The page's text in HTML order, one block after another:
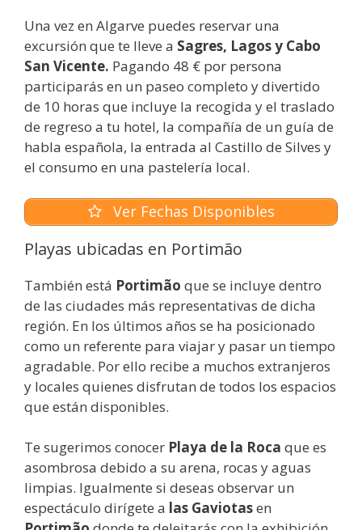
Una vez en Algarve puedes reservar una
excursión que te lleve a Sagres, Lagos y Cabo
San Vicente. Pagando 48 € por persona
participarás en un paseo completo y divertido
de 10 horas que incluye la recogida y el traslado
de regreso a tu hotel, la compañía de un guía de
habla española, la entrada al Castillo de Silves y
el consumo en una pastelería local.
Ver Fechas Disponibles
Playas ubicadas en Portimão
También está Portimão que se incluye dentro
de las ciudades más representativas de dicha
región. En los últimos años se ha posicionado
como un referente para viajar y pasar un tiempo
agradable. Por ello recibe a muchos extranjeros
y locales quienes disfrutan de todos los espacios
que están disponibles.
Te sugerimos conocer Playa de la Roca que es
asombrosa debido a su arena, rocas y aguas
limpias. Igualmente si deseas observar un
espectáculo dirígete a las Gaviotasen